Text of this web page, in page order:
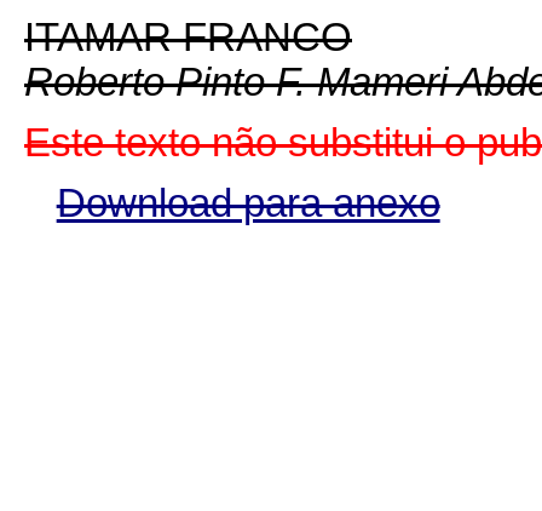
ITAMAR FRANCO
Roberto Pinto F. Mameri
Este texto não substitui o
Download para anexo